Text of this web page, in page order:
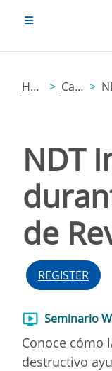
Home Catalog
NDT
de
REGISTER
Seminario
Conoce cómo
destructivo